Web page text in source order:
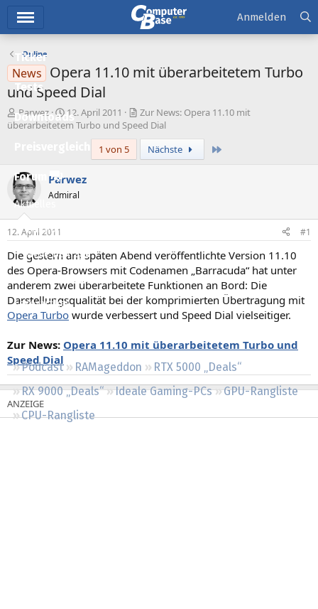
Ticker
Tests
Downloads
Forum
Aktuelles
Empfohlene Inhalte
Neue Beiträge
Neueste Aktivitäten
Leserartikel
Podcast RAMageddon
RTX 5000 „Deals“
RX 9000 „Deals“
Ideale Gaming-PCs
GPU-Rangliste
CPU-Rangliste
Anmelden
Online
News Opera 11.10 mit überarbeitetem Turbo
und Speed Dial
E
r
l
l
e
r
Parwez
E
r
l
l
t
12. April 2011
Zur News: Opera 11.10 mit
überarbeitetem Turbo und Speed Dial
1 von 5
Nächste
Parwez
Admiral
12. April 2011 #1
Die gestern am späten Abend veröffentlichte Version 11.10
des Opera-Browsers mit Codenamen „Barracuda“ hat unter
anderem zwei überarbeitete Funktionen an Bord: Die
Darstellungsqualität bei der komprimierten Übertragung mit
Opera Turbo wurde verbessert und Speed Dial vielseitiger.
Zur News: Opera 11.10 mit überarbeitetem Turbo und
Speed Dial